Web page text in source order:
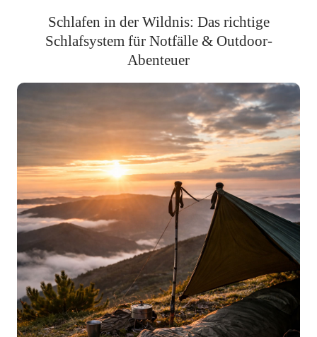
Schlafen in der Wildnis: Das richtige
Schlafsystem für Notfälle & Outdoor-
Abenteuer